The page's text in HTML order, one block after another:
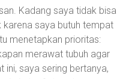
Kadang saya tidak bisa
saya butuh tempat
menetapkan prioritas:
merawat tubuh agar
ini, saya sering bertanya,